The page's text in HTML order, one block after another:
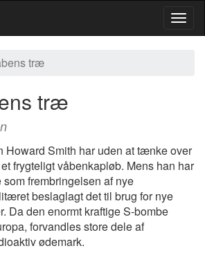
træ
træ
Howard Smith har uden at tænke over
frygteligt våbenkapløb. Mens han har
frembringelsen af nye
beslaglagt det til brug for nye
Da den enormt kraftige S-bombe
forvandles store dele af
ødemark.